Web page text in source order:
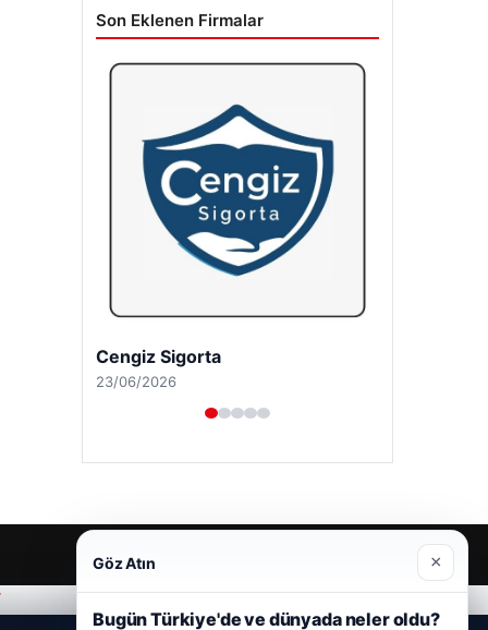
Son Eklenen Firmalar
Cengiz Sigorta
23/06/2026
Göz Atın ×
Bugün Türkiye'de ve dünyada neler oldu?